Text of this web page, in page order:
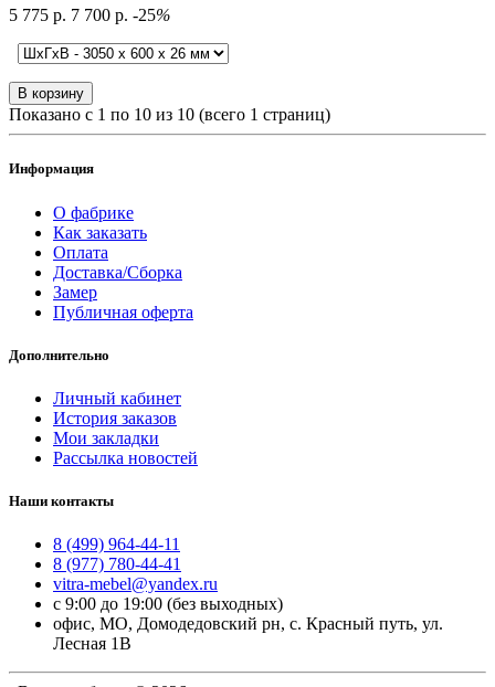
5 775 р. 7 700 р. -25%
В корзину
Показано с 1 по 10 из 10 (всего 1 страниц)
Информация
О фабрике
Как заказать
Оплата
Доставка/Сборка
Замер
Публичная оферта
Дополнительно
Личный кабинет
История заказов
Мои закладки
Рассылка новостей
Наши контакты
8 (499) 964-44-11
8 (977) 780-44-41
vitra-mebel@yandex.ru
с 9:00 до 19:00 (без выходных)
офис, МО, Домодедовский рн, с. Красный путь, ул.
Лесная 1В